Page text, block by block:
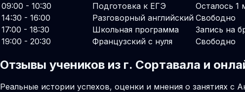
09:00 - 10:30
Подготовка к ЕГЭ Осталось 1
14:30 - 16:00
Разговорный английский Свободно
17:00 - 18:30
Школьная программа Запись на
19:00 - 20:30
Французский с нуля Свободно
Отзывы учеников из г. Сортавала и
Реальные истории успехов, оценки и мнения о занятиях с